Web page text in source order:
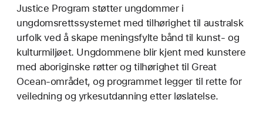
Justice Program støtter ungdommer i
ungdomsretts­systemet med tilhørighet til australsk
urfolk ved å skape meningsfylte bånd til kunst- og
kulturmiljøet. Ungdommene blir kjent med kunstere
med aboriginske røtter og tilhørighet til Great
Ocean-området, og programmet legger til rette for
veiledning og yrkesutdanning etter løslatelse.